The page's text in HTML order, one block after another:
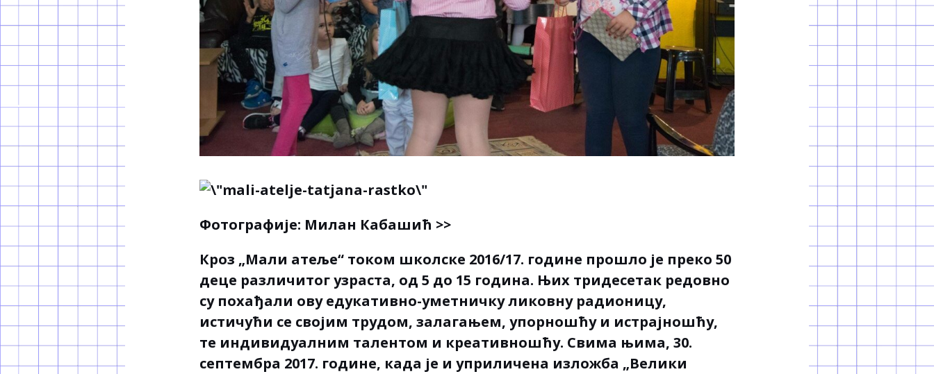
Фотографије: Милан Кабашић >>
Кроз „Мали атеље“ током школске 2016/17. године прошло је преко 50
деце различитог узраста, од 5 до 15 година. Њих тридесетак редовно
су похађали ову едукативно-уметничку ликовну радионицу,
истичући се својим трудом, залагањем, упорношћу и истрајношћу,
те индивидуалним талентом и креативношћу. Свима њима, 30.
септембра 2017. године, када је и уприличена изложба „Велики